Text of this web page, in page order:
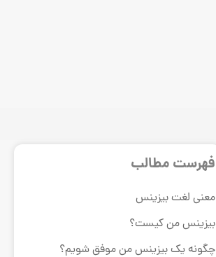
فهرست مطالب
معنی لغت بیزینس
بیزینس من کیست؟
چگونه یک بیزینس من موفق شویم؟